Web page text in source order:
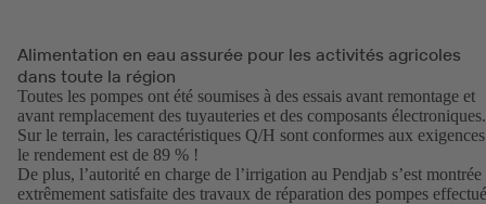
Alimentation en eau assurée pour les activités agricoles
dans toute la région
Toutes les pompes ont été soumises à des essais avant remontage et
avant remplacement des tuyauteries et des composants
Sur le terrain, les caractéristiques Q/H sont conformes aux
le rendement est de 89 % !
De plus, l’autorité en charge de l’irrigation au Pendjab s’est montrée
extrêmement satisfaite des travaux de réparation des pompes